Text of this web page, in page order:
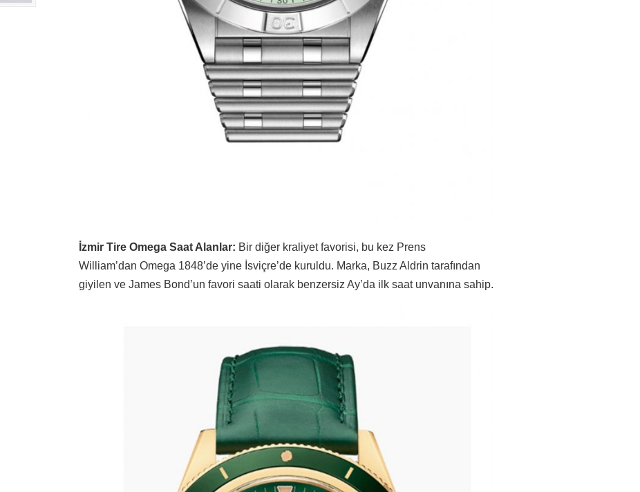
İzmir Tire Omega Saat Alanlar: Bir diğer kraliyet favorisi, bu kez Prens
William’dan Omega 1848’de yine İsviçre’de kuruldu. Marka, Buzz Aldrin tarafından
giyilen ve James Bond’un favori saati olarak benzersiz Ay’da ilk saat unvanına sahip.